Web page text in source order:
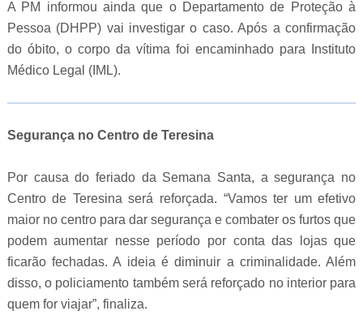
A PM informou ainda que o Departamento de Proteção à
Pessoa (DHPP) vai investigar o caso. Após a confirmação
do óbito, o corpo da vítima foi encaminhado para Instituto
Médico Legal (IML).
Segurança no Centro de Teresina
Por causa do feriado da Semana Santa, a segurança no
Centro de Teresina será reforçada. “Vamos ter um efetivo
maior no centro para dar segurança e combater os furtos que
podem aumentar nesse período por conta das lojas que
ficarão fechadas. A ideia é diminuir a criminalidade. Além
disso, o policiamento também será reforçado no interior para
quem for viajar”, finaliza.